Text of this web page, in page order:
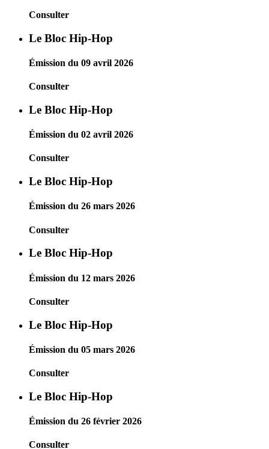
Consulter
Le Bloc Hip-Hop
Émission du 09 avril 2026
Consulter
Le Bloc Hip-Hop
Émission du 02 avril 2026
Consulter
Le Bloc Hip-Hop
Émission du 26 mars 2026
Consulter
Le Bloc Hip-Hop
Émission du 12 mars 2026
Consulter
Le Bloc Hip-Hop
Émission du 05 mars 2026
Consulter
Le Bloc Hip-Hop
Émission du 26 février 2026
Consulter